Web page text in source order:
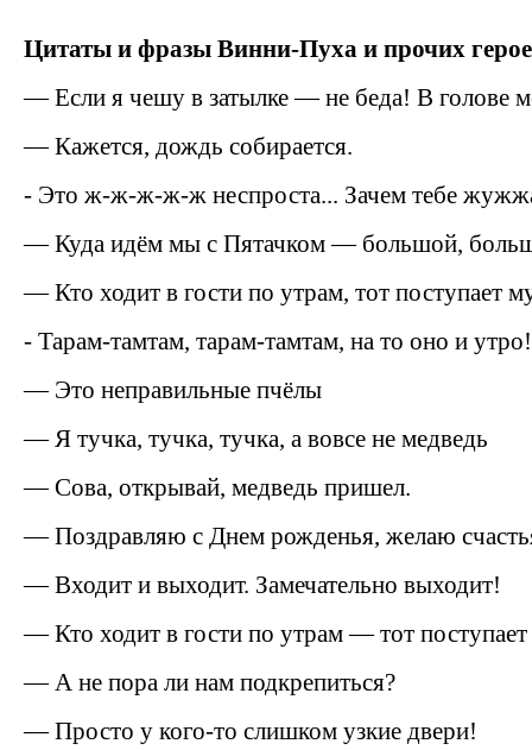
Цитаты и фразы Винни-Пуха и прочих
— Если я чешу в затылке — не беда! В голове
— Кажется, дождь собирается.
- Это ж-ж-ж-ж-ж неспроста... Зачем тебе
— Куда идём мы с Пятачком — большой,
— Кто ходит в гости по утрам, тот поступает
- Тарам-тамтам, тарам-тамтам, на то оно и утро!
— Это неправильные пчёлы
— Я тучка, тучка, тучка, а вовсе не медведь
— Сова, открывай, медведь пришел.
— Поздравляю с Днем рожденья, желаю
— Входит и выходит. Замечательно выходит!
— Кто ходит в гости по утрам — тот
— А не пора ли нам подкрепиться?
— Просто у кого-то слишком узкие двери!